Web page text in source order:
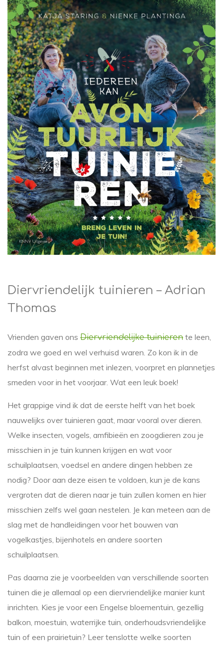
Diervriendelijk tuinieren – Adrian
Thomas
Vrienden gaven ons Diervriendelijke tuinieren te leen,
zodra we goed en wel verhuisd waren. Zo kon ik in de
herfst alvast beginnen met inlezen, voorpret en plannetjes
smeden voor in het voorjaar. Wat een leuk boek!
Het grappige vind ik dat de eerste helft van het boek
nauwelijks over tuinieren gaat, maar vooral over dieren.
Welke insecten, vogels, amfibieën en zoogdieren zou je
misschien in je tuin kunnen krijgen en wat voor
schuilplaatsen, voedsel en andere dingen hebben ze
nodig? Door aan deze eisen te voldoen, kun je de kans
vergroten dat de dieren naar je tuin zullen komen en hier
misschien zelfs wel gaan nestelen. Je kan meteen aan de
slag met de handleidingen voor het bouwen van
vogelkastjes, bijenhotels en andere soorten
schuilplaatsen.
Pas daarna zie je voorbeelden van verschillende soorten
tuinen die je allemaal op een diervriendelijke manier kunt
inrichten. Kies je voor een Engelse bloementuin, gezellig
balkon, moestuin, waterrijke tuin, onderhoudsvriendelijke
tuin of een prairietuin? Leer tenslotte welke soorten